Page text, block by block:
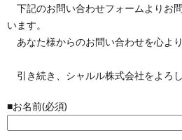
下記のお問い合わせフォームよりお
います。
あなた様からのお問い合わせを心よ
引き続き、シャルル株式会社をよろ
■お名前(必須)